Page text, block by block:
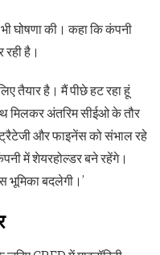
घोषणा की। कहा कि कंपनी
है।
तैयार है। मैं पीछे हट रहा हूं
मिलकर अंतरिम सीईओ के तौर
और फाइनेंस को संभाल रहे
में शेयरहोल्डर बने रहेंगे।
भूमिका बदलेगी।’